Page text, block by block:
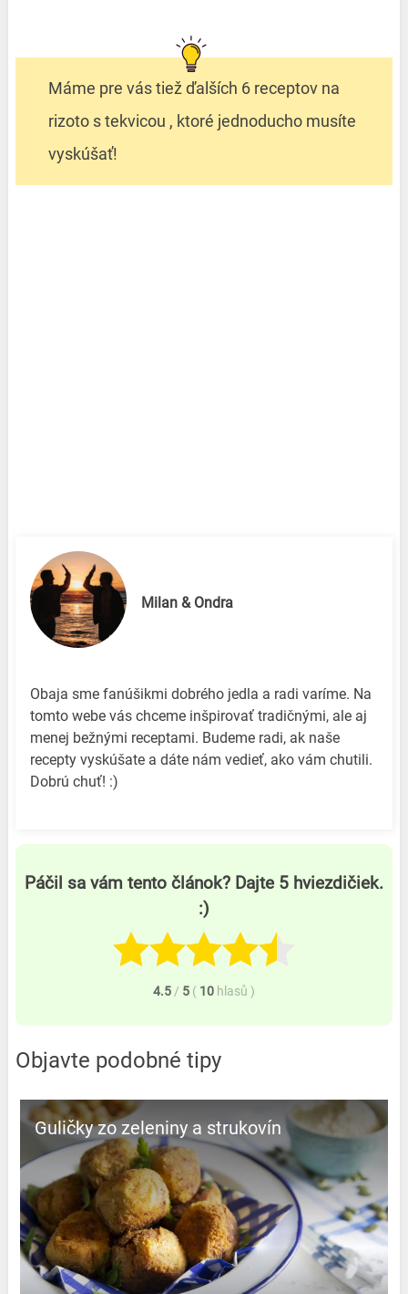
Máme pre vás tiež ďalších 6 receptov na
rizoto s tekvicou , ktoré jednoducho musíte
vyskúšať!
Milan & Ondra
Obaja sme fanúšikmi dobrého jedla a radi varíme. Na
tomto webe vás chceme inšpirovať tradičnými, ale aj
menej bežnými receptami. Budeme radi, ak naše
recepty vyskúšate a dáte nám vedieť, ako vám chutili.
Dobrú chuť! :)
Páčil sa vám tento článok? Dajte 5 hviezdičiek.
:)
4.5 / 5 ( 10 hlasů )
Objavte podobné tipy
Guličky zo zeleniny a strukovín